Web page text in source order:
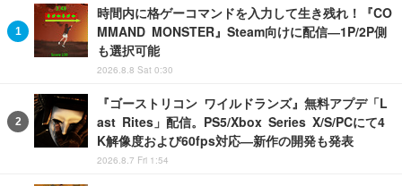
時間内に格ゲーコマンドを入力して生き残れ！『CO
MMAND MONSTER』Steam向けに配信―1P/2P側
も選択可能
2026.8.8 Sat 0:30
『ゴーストリコン ワイルドランズ』無料アプデ「L
ast Rites」配信。PS5/Xbox Series X/S/PCにて4
K解像度および60fps対応―新作の開発も発表
2026.8.7 Fri 1:54